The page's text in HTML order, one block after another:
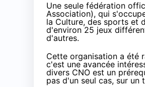
Une seule fédération
Association), qui
la Culture, des sports et
d'environ 25 jeux
d'autres.
Cette organisation a été
c'est une avancée
divers CNO est un
pas d'un seul cas, sur